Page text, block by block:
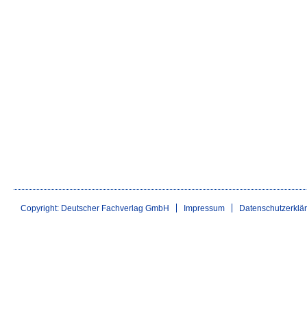
Copyright: Deutscher Fachverlag GmbH Impressum